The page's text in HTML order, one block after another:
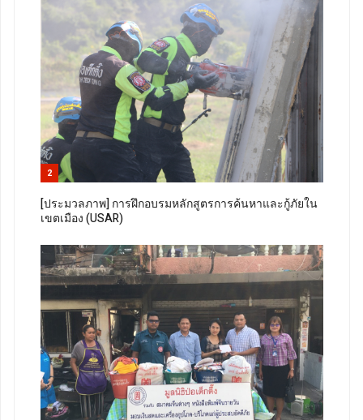
2
[ประมวลภาพ] การฝึกอบรมหลักสูตรการค้นหาและกู้ภัยใน
เขตเมือง (USAR)